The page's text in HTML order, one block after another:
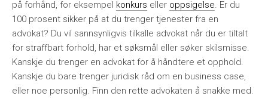
på forhånd, for eksempel konkurs eller oppsigelse. Er du
100 prosent sikker på at du trenger tjenester fra en
advokat? Du vil sannsynligvis tilkalle advokat når du er tiltalt
for straffbart forhold, har et søksmål eller søker skilsmisse.
Kanskje du trenger en advokat for å håndtere et opphold.
Kanskje du bare trenger juridisk råd om en business case,
eller noe personlig. Finn den rette advokaten å snakke med.